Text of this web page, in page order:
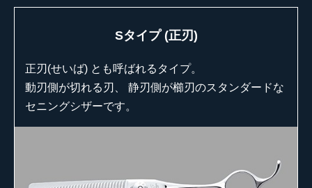
Sタイプ (正刃)
正刃(せいば) とも呼ばれるタイプ。
動刃側が切れる刃、 静刃側が櫛刃のスタンダードな
セニングシザーです。